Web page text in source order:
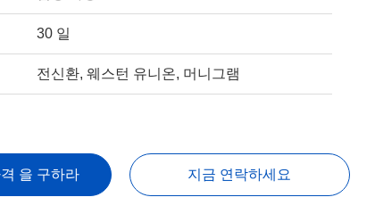
30 일
전신환, 웨스턴 유니온, 머니그램
을 구하라 지금 연락하세요